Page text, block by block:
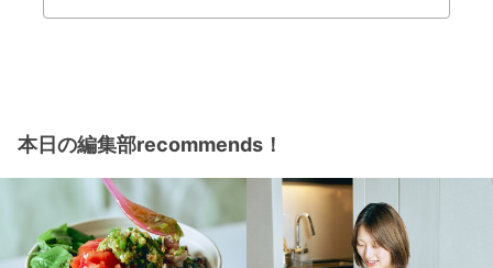
本日の編集部recommends！